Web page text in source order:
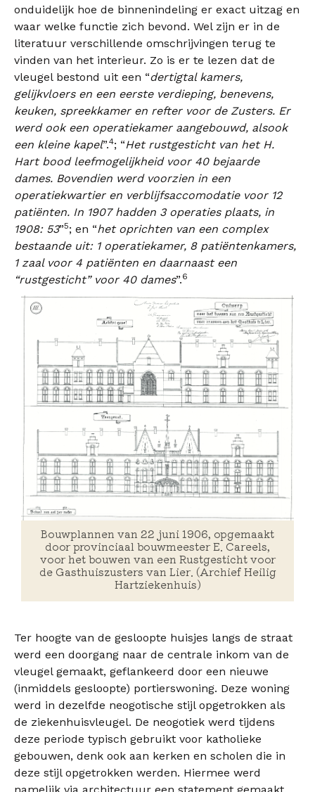
onduidelijk hoe de binnenindeling er exact uitzag en
waar welke functie zich bevond. Wel zijn er in de
literatuur verschillende omschrijvingen terug te
vinden van het interieur. Zo is er te lezen dat de
vleugel bestond uit een “dertigtal kamers,
gelijkvloers en een eerste verdieping, benevens,
keuken, spreekkamer en refter voor de Zusters. Er
werd ook een operatiekamer aangebouwd, alsook
een kleine kapel”.4; “Het rustgesticht van het H.
Hart bood leefmogelijkheid voor 40 bejaarde
dames. Bovendien werd voorzien in een
operatiekwartier en verblijfsaccomodatie voor 12
patiënten. In 1907 hadden 3 operaties plaats, in
1908: 53”5; en “het oprichten van een complex
bestaande uit: 1 operatiekamer, 8 patiëntenkamers,
1 zaal voor 4 patiënten en daarnaast een
“rustgesticht” voor 40 dames”.6
Bouwplannen van 22 juni 1906, opgemaakt
door provinciaal bouwmeester E. Careels,
voor het bouwen van een Rustgesticht voor
de Gasthuiszusters van Lier. (Archief Heilig
Hartziekenhuis)
Ter hoogte van de gesloopte huisjes langs de straat
werd een doorgang naar de centrale inkom van de
vleugel gemaakt, geflankeerd door een nieuwe
(inmiddels gesloopte) portierswoning. Deze woning
werd in dezelfde neogotische stijl opgetrokken als
de ziekenhuisvleugel. De neogotiek werd tijdens
deze periode typisch gebruikt voor katholieke
gebouwen, denk ook aan kerken en scholen die in
deze stijl opgetrokken werden. Hiermee werd